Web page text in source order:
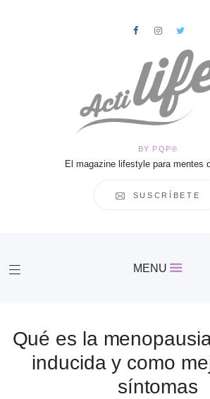
BY PQP®
El magazine lifestyle para mentes
SUSCRÍBETE
MENU
Qué es la
inducida y como
síntomas
HOME
Salud